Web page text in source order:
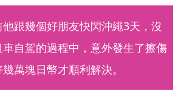
跟幾個好朋友快閃沖繩3天，沒
自駕的過程中，意外發生了擦傷
萬塊日幣才順利解決。